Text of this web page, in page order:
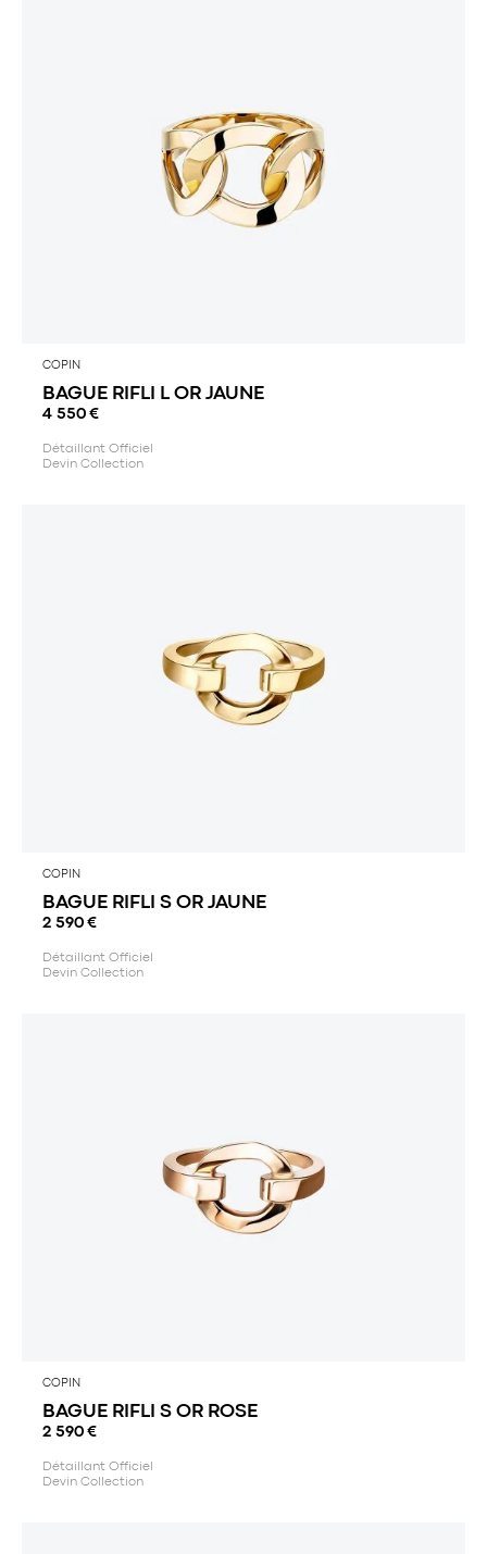
COPIN
BAGUE RIFLI L OR JAUNE
4 550 €
Détaillant Officiel
Devin Collection
COPIN
BAGUE RIFLI S OR JAUNE
2 590 €
Détaillant Officiel
Devin Collection
COPIN
BAGUE RIFLI S OR ROSE
2 590 €
Détaillant Officiel
Devin Collection